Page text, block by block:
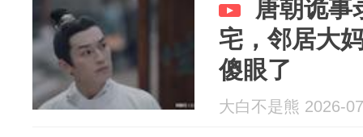
唐朝诡事
宅，邻居大
傻眼了
大白不是熊 2026-